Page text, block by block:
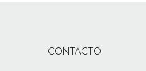
CONTACTO